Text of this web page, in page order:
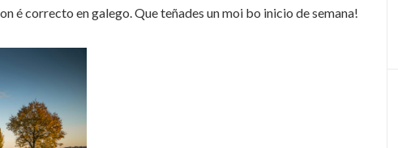
é correcto en galego. Que teñades un moi bo inicio de semana!